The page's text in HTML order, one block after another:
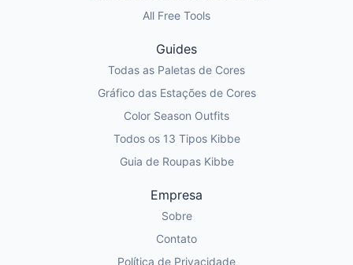
All Free Tools
Guides
Todas as Paletas de Cores
Gráfico das Estações de Cores
Color Season Outfits
Todos os 13 Tipos Kibbe
Guia de Roupas Kibbe
Empresa
Sobre
Contato
Política de Privacidade